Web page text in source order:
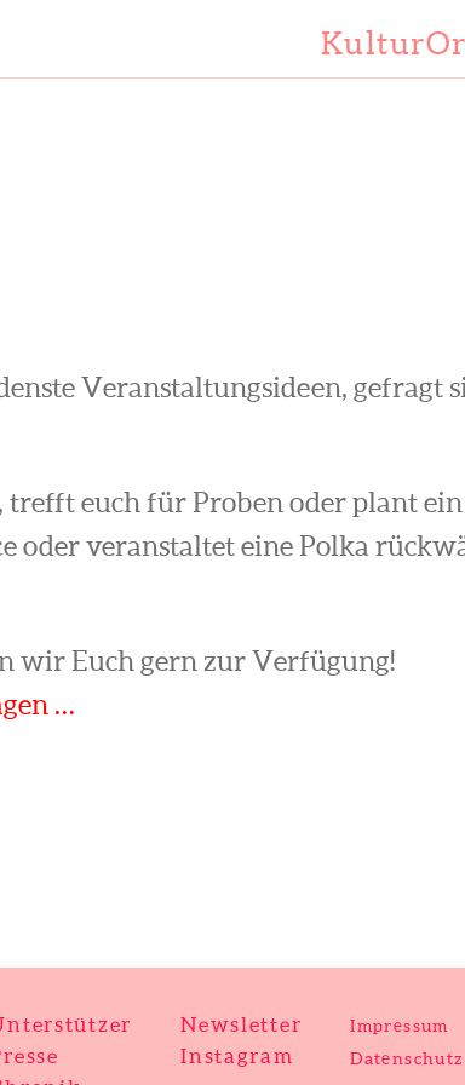
Veranstaltungsideen, gefragt
trefft euch für Proben oder plant ein
oder veranstaltet eine Polka
wir Euch gern zur Verfügung!
…
Newsletter
Instagram
Impressum
Datenschutz